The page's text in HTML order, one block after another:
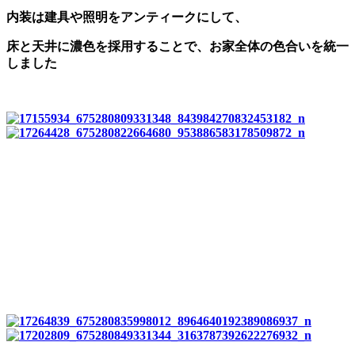
内装は建具や照明をアンティークにして、
床と天井に濃色を採用することで、お家全体の色合いを統一
しました